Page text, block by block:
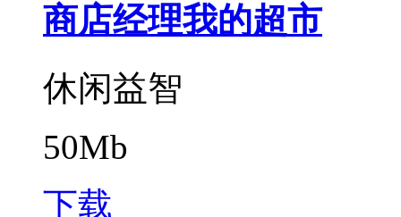
商店经理我的超市
休闲益智
50Mb
下载